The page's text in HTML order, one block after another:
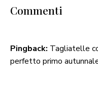
Commenti
Pingback: Tagliatelle
perfetto primo